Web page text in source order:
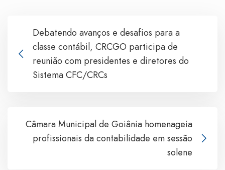
Debatendo avanços e desafios para a
classe contábil, CRCGO participa de
reunião com presidentes e diretores do
Sistema CFC/CRCs
Câmara Municipal de Goiânia homenageia
profissionais da contabilidade em sessão
solene